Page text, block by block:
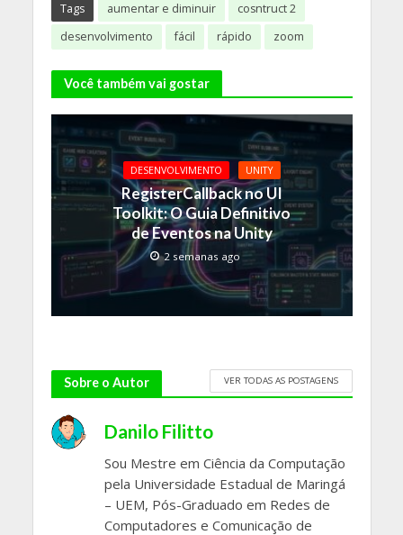
Tags aumentar e diminuir
cosntruct 2
desenvolvimento
fácil rápido zoom
Você também vai gostar
DESENVOLVIMENTO UNITY
RegisterCallback no UI
Toolkit: O Guia Definitivo
de Eventos na Unity
2 semanas ago
Sobre o Autor VER TODAS AS POSTAGENS
Danilo Filitto
Sou Mestre em Ciência da Computação
pela Universidade Estadual de Maringá
– UEM, Pós-Graduado em Redes de
Computadores e Comunicação de